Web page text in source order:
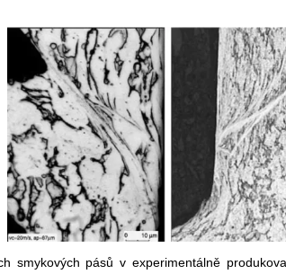
smykových pásů v experimentálně